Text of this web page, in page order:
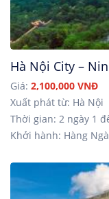
Hà Nội City –
Giá: 2,100,000 VNĐ
Xuất phát từ: Hà Nội
Thời gian: 2 ngày 1
Khởi hành: Hàng